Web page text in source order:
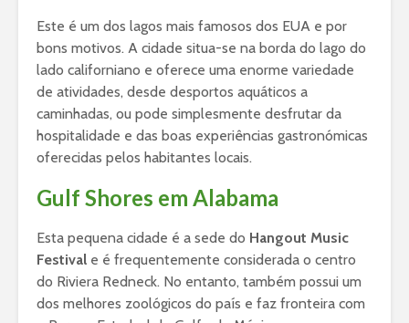
Este é um dos lagos mais famosos dos EUA e por
bons motivos. A cidade situa-se na borda do lago do
lado californiano e oferece uma enorme variedade
de atividades, desde desportos aquáticos a
caminhadas, ou pode simplesmente desfrutar da
hospitalidade e das boas experiências gastronómicas
oferecidas pelos habitantes locais.
Gulf Shores em Alabama
Esta pequena cidade é a sede do Hangout Music
Festival e é frequentemente considerada o centro
do Riviera Redneck. No entanto, também possui um
dos melhores zoológicos do país e faz fronteira com